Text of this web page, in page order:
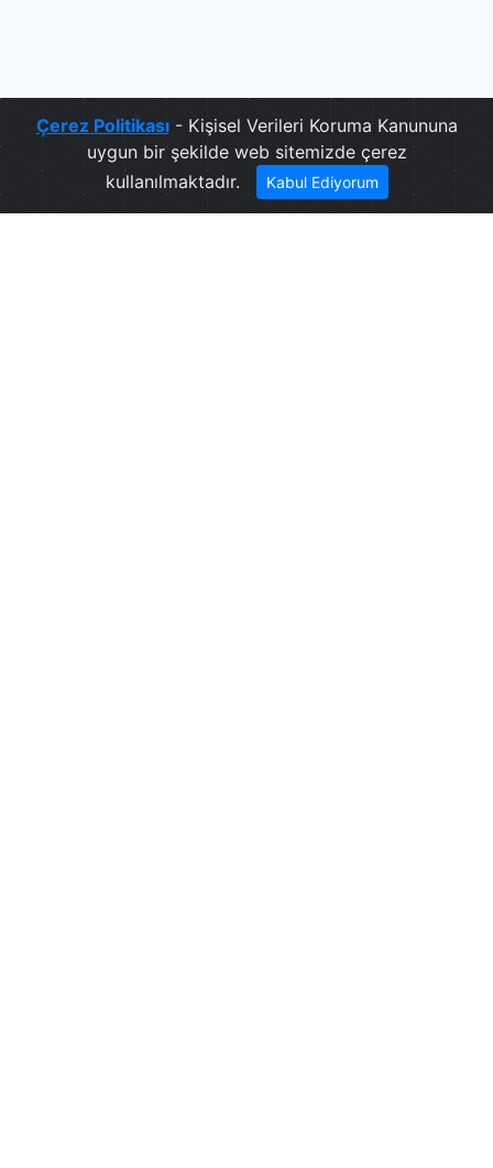
Çerez Politikası- Kişisel Verileri Koruma Kanununa
uygun bir şekilde web sitemizde çerez
kullanılmaktadır.
Kabul Ediyorum